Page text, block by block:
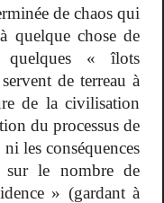
de chaos qui
quelque chose de
quelques « îlots
de terreau à
de la civilisation
du processus de
ni les conséquences
sur le nombre de
» (gardant à